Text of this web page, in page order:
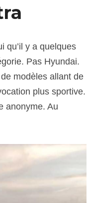
qu’il y a quelques
Pas Hyundai.
modèles allant de
plus sportive.
anonyme. Au